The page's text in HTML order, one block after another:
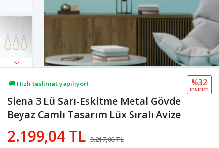
🚚 Hızlı teslimat yapılıyor!
💖 29,6B kişi favoriledi!
💸 Sepette 100 TL indirim!
Siena 3 Lü Sarı-Eskitme Metal Gövde
Beyaz Camlı Tasarım Lüx Sıralı Avize
2.199,04 TL 3.217,06 TL
%32
i̇ndi̇ri̇m